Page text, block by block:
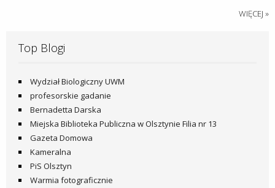
WIĘCEJ »
Top Blogi
Wydział Biologiczny UWM
profesorskie gadanie
Bernadetta Darska
Miejska Biblioteka Publiczna w Olsztynie Filia nr 13
Gazeta Domowa
Kameralna
PiS Olsztyn
Warmia fotograficznie